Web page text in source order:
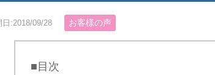
日:2018/09/28 お客様の声
■目次